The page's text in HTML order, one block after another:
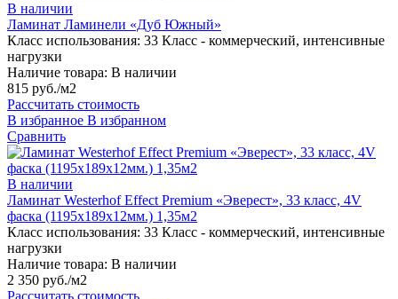
В наличии
Ламинат Ламинели «Дуб Южный»
Класс использования: 33 Класс - коммерческий, интенсивные
нагрузки
Наличие товара: В наличии
815 руб./м2
Рассчитать стоимость
В избранное В избранном
Сравнить
В наличии
Ламинат Westerhof Effect Premium «Эверест», 33 класс, 4V
фаска (1195х189х12мм.) 1,35м2
Класс использования: 33 Класс - коммерческий, интенсивные
нагрузки
Наличие товара: В наличии
2 350 руб./м2
Рассчитать стоимость